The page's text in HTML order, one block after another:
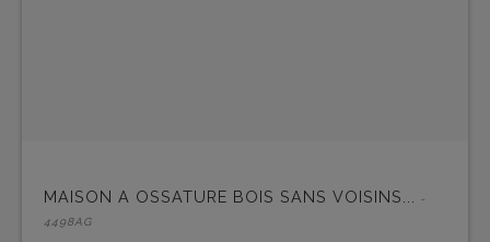
MAISON A OSSATURE BOIS SANS VOISINS...
-
4498AG